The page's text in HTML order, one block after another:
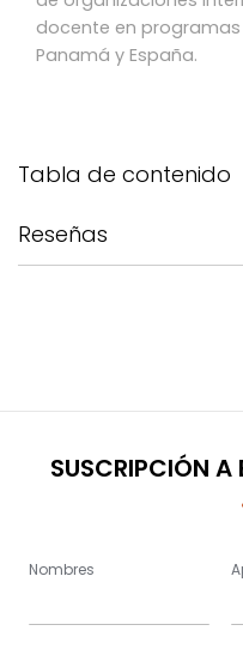
docente en
Panamá y España.
Tabla de contenido
Reseñas
SUSCRIPCIÓN A
Nombres